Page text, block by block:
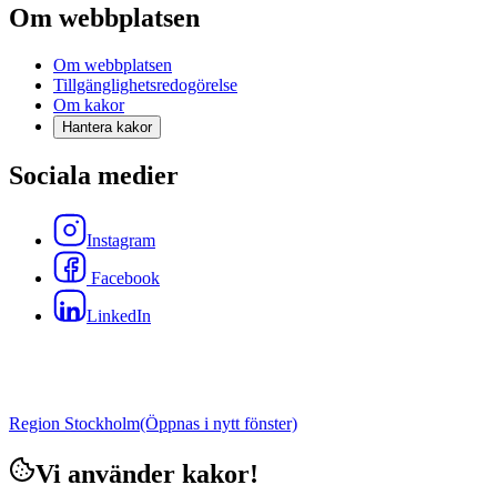
Om webbplatsen
Om webbplatsen
Tillgänglighetsredogörelse
Om kakor
Hantera kakor
Sociala medier
Instagram
Facebook
LinkedIn
Region Stockholm(Öppnas i nytt fönster)
Vi använder kakor!